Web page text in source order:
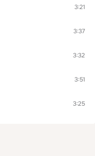
3:21
3:37
3:32
3:51
3:25